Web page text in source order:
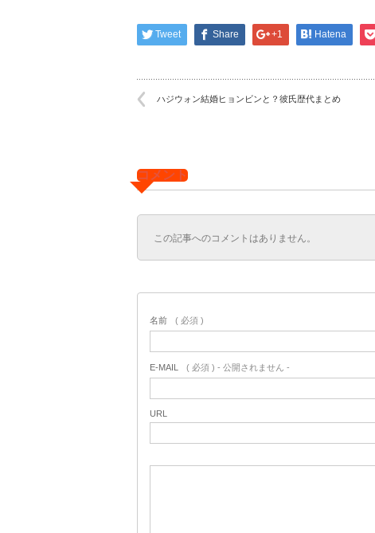
Tweet Share +1 Hatena
ハジウォン結婚ヒョンビンと？彼氏歴代まとめ
コメント
この記事へのコメントはありません。
名前 ( 必須 )
E-MAIL ( 必須 ) - 公開されません -
URL